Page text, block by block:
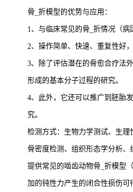
骨_折模型的优势与应用：
1、与临床常见的骨_折情况（病
2、操作简单、快速、重复性好
3、除了评估潜在的骨愈合疗法
形成的基本分子过程的研究。
4、此外，它还可以推广到胚胎
究。
检测方式：生物力学测试、生理
骨密度检测、组织形态学分析、
提供常见的啮齿动物骨_折模型
加的钝性力产生的闭合性损伤